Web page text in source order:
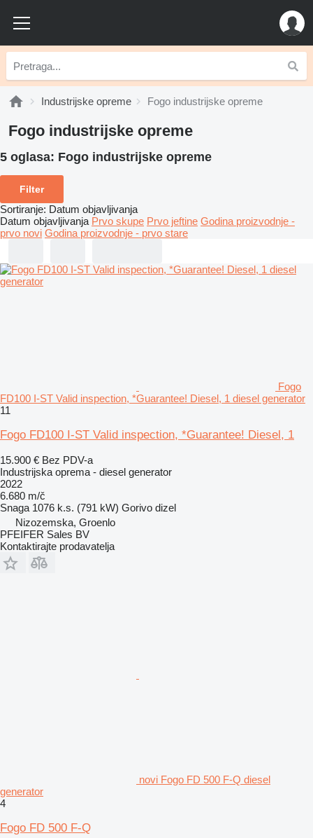
Industrijske opreme Fogo industrijske opreme
Fogo industrijske opreme
5 oglasa: Fogo industrijske opreme
Filter
Sortiranje: Datum objavljivanja
Datum objavljivanja Prvo skupe Prvo jeftine Godina proizvodnje -
prvo novi Godina proizvodnje - prvo stare
Fogo
FD100 I-ST Valid inspection, *Guarantee! Diesel, 1 diesel generator
11
Fogo FD100 I-ST Valid inspection, *Guarantee! Diesel, 1
15.900 € Bez PDV-a
Industrijska oprema - diesel generator
2022
6.680 m/č
Snaga 1076 k.s. (791 kW) Gorivo dizel
Nizozemska, Groenlo
PFEIFER Sales BV
Kontaktirajte prodavatelja
novi Fogo FD 500 F-Q diesel
generator
4
Fogo FD 500 F-Q